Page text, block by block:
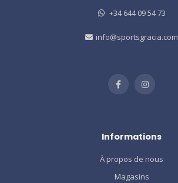
+34 644 09 54 73
info@sportsgracia.com
Informations
À propos de nous
Magasins